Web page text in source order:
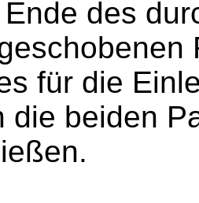
des
für die
die beiden